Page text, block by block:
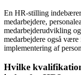
En HR-stilling
medarbejdere,
medarbejderudvikling
medarbejdere også
implementering af
Hvilke